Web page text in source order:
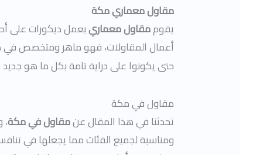
مقاول معماري مكة
يقوممقاول معماريبعمل ديكورات على
أعمال المقاولات، فهو ماهر ومتخصص في
حتى يكونوا على دراية تامة بكل ما هو
مقاول في مكة
تحدثنا في هذا المقال عنمقاول في مكة
ومناسبة لجميع الفئات مما يجعلها في